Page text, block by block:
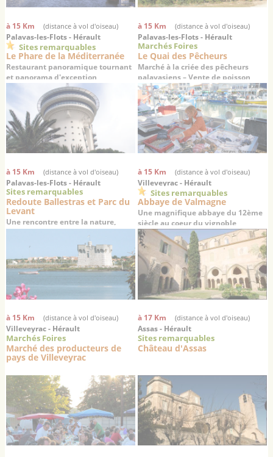
à 15 Km (distance à vol d'oiseau)
Palavas-les-Flots - Hérault
Sites remarquables
Le Phare de la Méditerranée
Restaurant panoramique tournant
et panorama d'exception
à 15 Km (distance à vol d'oiseau)
Palavas-les-Flots - Hérault
Marchés Foires
Le Quai des Pêcheurs
Marché à la criée des pêcheurs
palavasiens – Vente de poisson
frais en direct
à 15 Km (distance à vol d'oiseau)
Palavas-les-Flots - Hérault
Sites remarquables
Redoute Ballestras et Parc du
Levant
Une rencontre entre la nature,
l'histoire et la culture
à 15 Km (distance à vol d'oiseau)
Villeveyrac - Hérault
Sites remarquables
Abbaye de Valmagne
Une magnifique abbaye du 12ème
siècle au coeur du vignoble
languedocien
à 15 Km (distance à vol d'oiseau)
Villeveyrac - Hérault
Marchés Foires
Marché des producteurs de
pays de Villeveyrac
à 17 Km (distance à vol d'oiseau)
Assas - Hérault
Sites remarquables
Château d'Assas